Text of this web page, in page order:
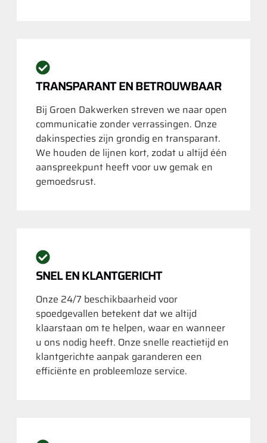
TRANSPARANT EN BETROUWBAAR
Bij Groen Dakwerken streven we naar open
communicatie zonder verrassingen. Onze
dakinspecties zijn grondig en transparant.
We houden de lijnen kort, zodat u altijd één
aanspreekpunt heeft voor uw gemak en
gemoedsrust.
SNEL EN KLANTGERICHT
Onze 24/7 beschikbaarheid voor
spoedgevallen betekent dat we altijd
klaarstaan om te helpen, waar en wanneer
u ons nodig heeft. Onze snelle reactietijd en
klantgerichte aanpak garanderen een
efficiënte en probleemloze service.